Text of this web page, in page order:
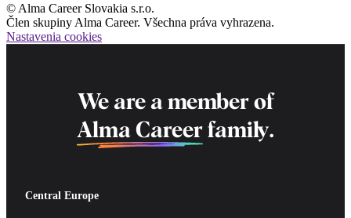
© Alma Career Slovakia s.r.o.
Člen skupiny Alma Career. Všechna práva vyhrazena.
Nastavenia cookies
We are a member of
Alma Career family.
Central Europe